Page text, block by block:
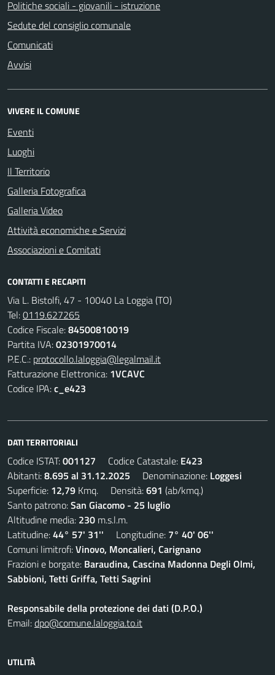
Politiche sociali - giovanili - istruzione
Sedute del consiglio comunale
Comunicati
Avvisi
VIVERE IL COMUNE
Eventi
Luoghi
Il Territorio
Galleria Fotografica
Galleria Video
Attività economiche e Servizi
Associazioni e Comitati
CONTATTI E RECAPITI
Via L. Bistolfi, 47 - 10040 La Loggia (TO)
Tel:0119.627265
Codice Fiscale:84500810019
Partita IVA:02301970014
P.E.C.: protocollo.laloggia@legalmail.it
Fatturazione Elettronica: 1VCAVC
Codice IPA:c_e423
DATI TERRITORIALI
Codice ISTAT:001127 Codice Catastale: E423
Abitanti:8.695 al 31.12.2025 Denominazione: Loggesi
Superficie: 12,79 Kmq. Densità:691 (ab/kmq.)
Santo patrono:San Giacomo - 25 luglio
Altitudine media: 230 m.s.l.m.
Latitudine:44° 57' 31'' Longitudine: 7° 40' 06''
Comuni limitrofi:Vinovo, Moncalieri, Carignano
Frazioni e borgate: Baraudina, Cascina Madonna Degli Olmi,
Sabbioni, Tetti Griffa, Tetti Sagrini
Responsabile della protezione dei dati (D.P.O.)
Email:dpo@comune.laloggia.to.it
UTILITÀ